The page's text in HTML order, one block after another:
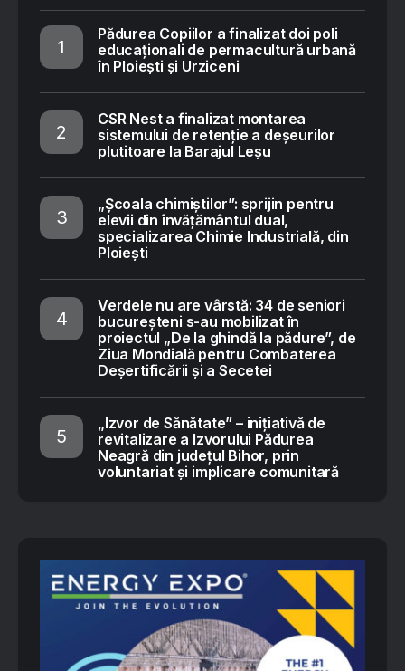
Pădurea Copiilor a finalizat doi poli
educaționali de permacultură urbană
în Ploiești și Urziceni
CSR Nest a finalizat montarea
sistemului de retenție a deșeurilor
plutitoare la Barajul Leșu
„Școala chimiștilor”: sprijin pentru
elevii din învățământul dual,
specializarea Chimie Industrială, din
Ploiești
Verdele nu are vârstă: 34 de seniori
bucureșteni s-au mobilizat în
proiectul „De la ghindă la pădure”, de
Ziua Mondială pentru Combaterea
Deșertificării și a Secetei
„Izvor de Sănătate” – inițiativă de
revitalizare a Izvorului Pădurea
Neagră din județul Bihor, prin
voluntariat și implicare comunitară